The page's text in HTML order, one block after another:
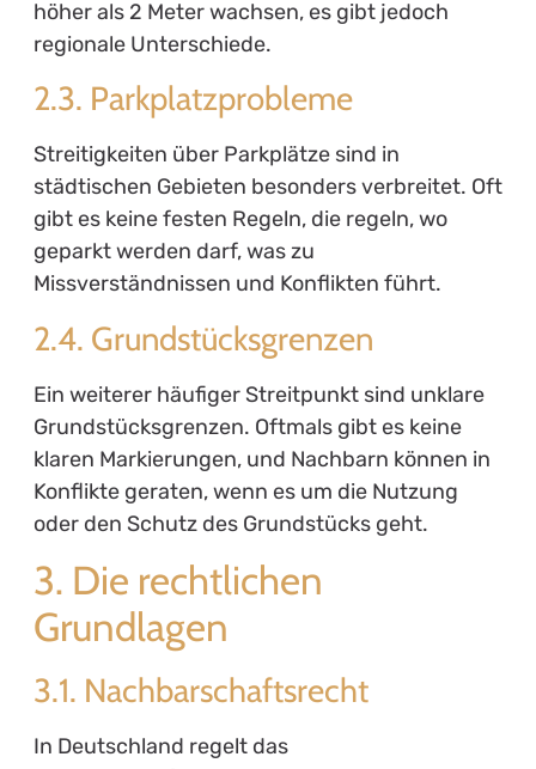
höher als 2 Meter wachsen, es gibt jedoch
regionale Unterschiede.
2.3. Parkplatzprobleme
Streitigkeiten über Parkplätze sind in
städtischen Gebieten besonders verbreitet. Oft
gibt es keine festen Regeln, die regeln, wo
geparkt werden darf, was zu
Missverständnissen und Konflikten führt.
2.4. Grundstücksgrenzen
Ein weiterer häufiger Streitpunkt sind unklare
Grundstücksgrenzen. Oftmals gibt es keine
klaren Markierungen, und Nachbarn können in
Konflikte geraten, wenn es um die Nutzung
oder den Schutz des Grundstücks geht.
3. Die rechtlichen
Grundlagen
3.1. Nachbarschaftsrecht
In Deutschland regelt das